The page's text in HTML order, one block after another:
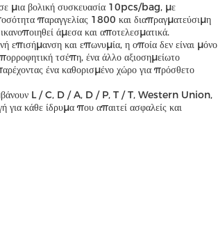
μια βολική συσκευασία 10pcs/bag, με
παραγγελίας 1800 και διαπραγματεύσιμη
άμεσα και αποτελεσματικά.
επισήμανση και επωνυμία, η οποία δεν είναι μόνο
τσέπη, ένα άλλο αξιοσημείωτο
ένα καθορισμένο χώρο για πρόσθετο
L / C, D / A, D / P, T / T, Western Union,
για κάθε ίδρυμα που απαιτεί ασφαλείς και